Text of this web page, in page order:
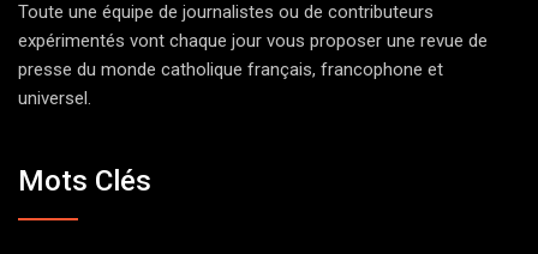
Toute une équipe de journalistes ou de contributeurs
expérimentés vont chaque jour vous proposer une revue de
presse du monde catholique français, francophone et
universel.
Mots Clés